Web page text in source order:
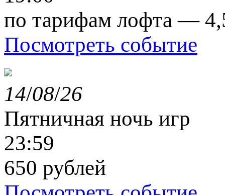
по тарифам лофта —
Посмотреть событие
14/08/26
Пятничная ночь игр
23:59
650 рублей